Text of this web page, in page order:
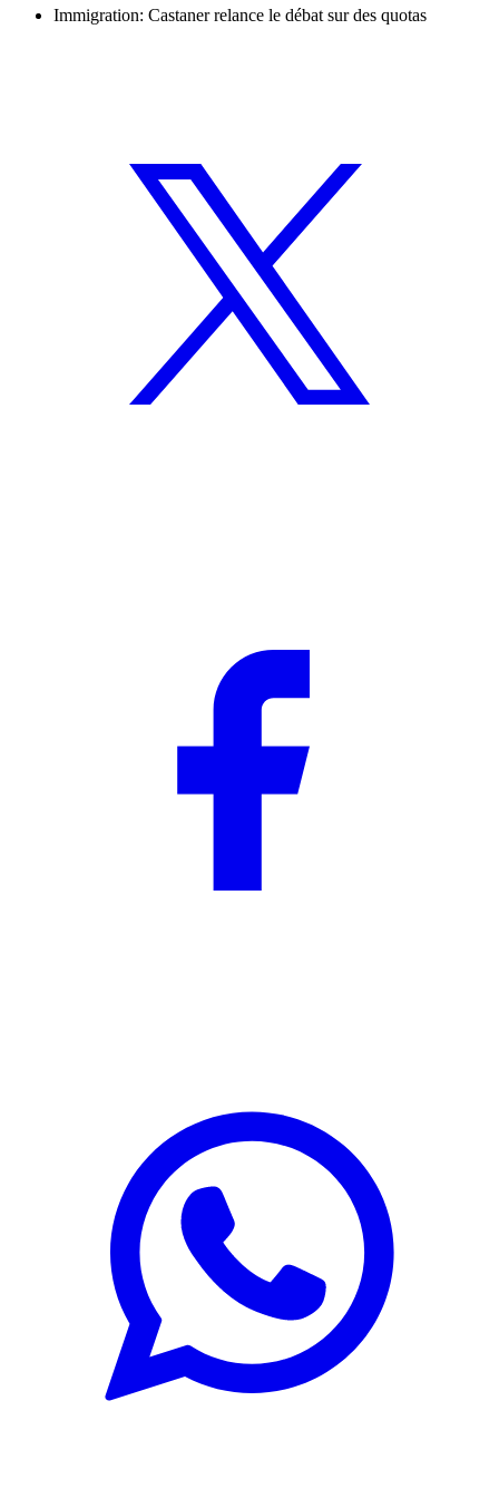
Immigration: Castaner relance le débat sur des quotas